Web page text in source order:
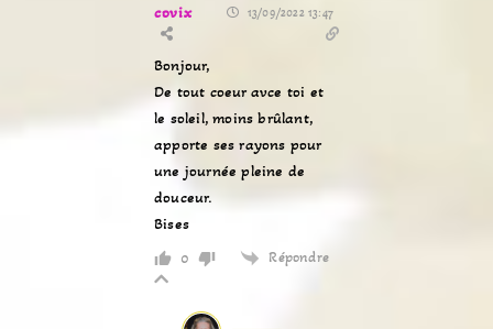
covix 13/09/2022 13:47
Bonjour,
De tout coeur avce toi et
le soleil, moins brûlant,
apporte ses rayons pour
une journée pleine de
douceur.
Bises
0 Répondre